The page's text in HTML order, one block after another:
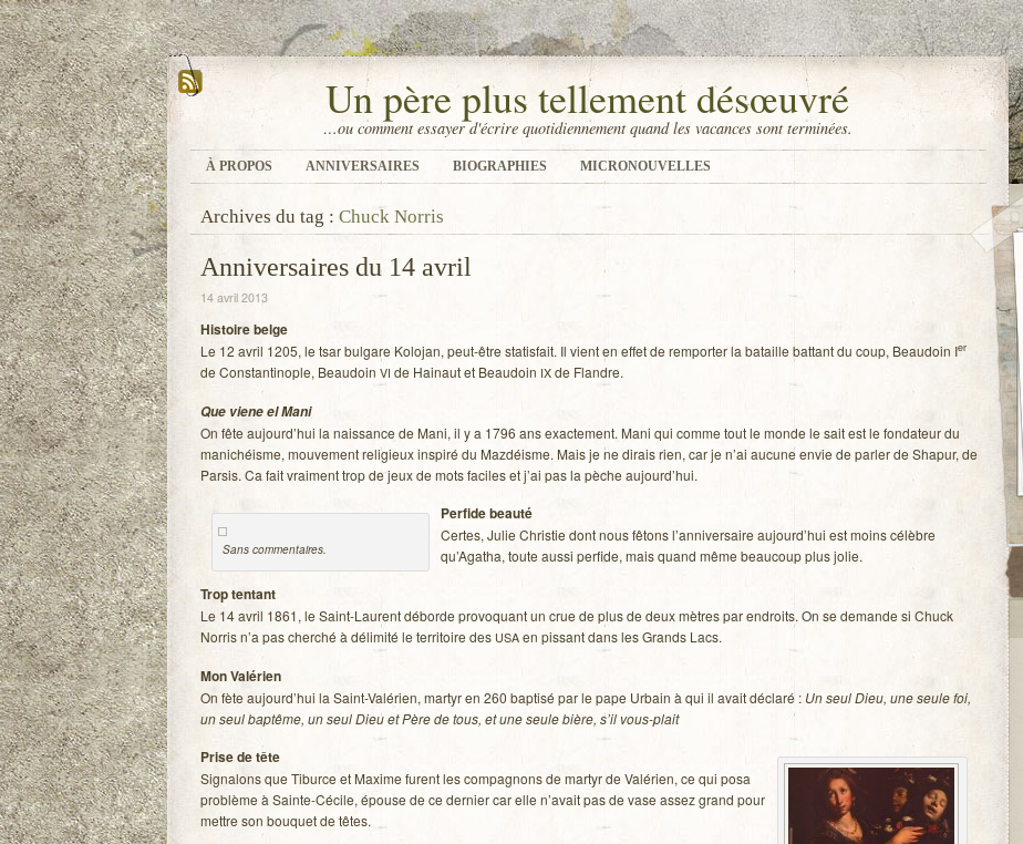
Un père plus tellement désœuvré
…ou comment essayer d'écrire quotidiennement quand les vacances sont terminées.
À PROPOS ANNIVERSAIRES BIOGRAPHIES MICRONOUVELLES
Archives du tag : Chuck Norris
Anniversaires du 14 avril
14 avril 2013
His­toire belge
Le 12 avril 1205, le tsar bul­gare Kolo­jan, peut-être sta­tis­fait. Il vient en effet de rem­por­ter la bataille bat­tant du coup, Beau­doin Ier
de Constan­ti­nople, Beau­doin VI de Hai­naut et Beau­doin IXde Flandre.
Que viene el Mani
On fête aujourd’hui la nais­sance de Mani, il y a 1796 ans exac­te­ment. Mani qui comme tout le monde le sait est le fon­da­teur du
mani­chéisme, mou­ve­ment reli­gieux ins­piré du Maz­déisme. Mais je ne dirais rien, car je n’ai aucune envie de par­ler de Sha­pur, de
Par­sis. Ca fait vrai­ment trop de jeux de mots faciles et j’ai pas la pèche aujourd’hui.
Sans com­men­taires.
Per­fide beauté
Certes, Julie Chris­tie dont nous fêtons l’anniversaire aujourd’hui est moins célèbre
qu’Agatha, toute aussi per­fide, mais quand même beau­coup plus jolie.
Trop ten­tant
Le 14 avril 1861, le Saint-Laurent déborde pro­vo­quant un crue de plus de deux mètres par endroits. On se demande si Chuck
Nor­ris n’a pas cher­ché à déli­mité le ter­ri­toire des USAen pis­sant dans les Grands Lacs.
Mon Valé­rien
On fète aujourd’hui la Saint-Valérien, mar­tyr en 260 bap­tisé par le pape Urbain à qui il avait déclaré : Un seul Dieu, une seule foi,
un seul bap­tême, un seul Dieu et Père de tous, et une seule bière, s’il vous-plait
Prise de tête
Signa­lons que Tiburce et Maxime furent les com­pa­gnons de mar­tyr de Valé­rien, ce qui posa
pro­blème à Sainte-Cécile, épouse de ce der­nier car elle n’avait pas de vase assez grand pour
mettre son bou­quet de têtes.